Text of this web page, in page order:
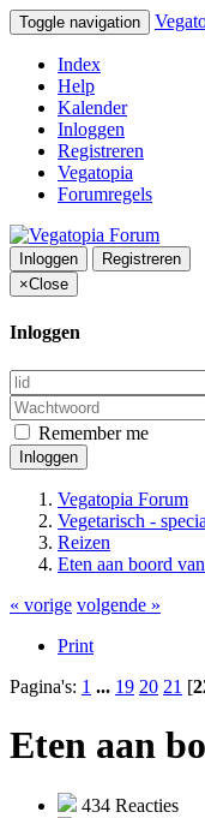
Toggle navigation
Index
Help
Kalender
Inloggen
Registreren
Vegatopia
Forumregels
Inloggen
Registreren
×Close
Inloggen
Remember me
Inloggen
Vegatopia Forum
Vegetarisch -
Reizen
Eten aan boord
« vorige volgende »
Print
Pagina's: 1 ... 19 20 21 [
Eten aan
434 Reacties